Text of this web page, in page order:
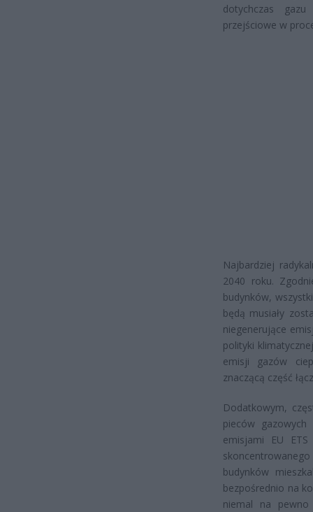
dotychczas
przejściowe w
Najbardziej
2040 roku.
budynków,
będą musiały
niegenerujące
polityki
emisji gazów
znaczącą część
Dodatkowym,
pieców
emisjami EU
budynków
bezpośrednio na
niemal na